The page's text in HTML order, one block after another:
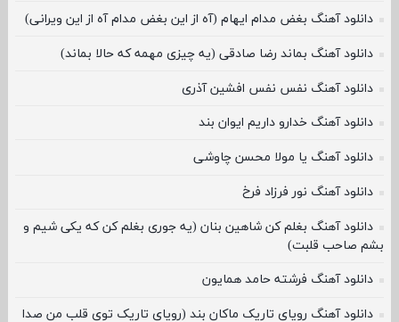
دانلود آهنگ بغض مدام ایهام (آه از این بغض مدام آه از این ویرانی)
دانلود آهنگ بماند رضا صادقی (یه چیزی مهمه که حالا بماند)
دانلود آهنگ نفس نفس افشین آذری
دانلود آهنگ خدارو داریم ایوان بند
دانلود آهنگ یا مولا محسن چاوشی
دانلود آهنگ نور فرزاد فرخ
دانلود آهنگ بغلم کن شاهین بنان (یه جوری بغلم کن که یکی شیم و
بشم صاحب قلبت)
دانلود آهنگ فرشته حامد همایون
دانلود آهنگ رویای تاریک ماکان بند (رویای تاریک توی قلب من صدا